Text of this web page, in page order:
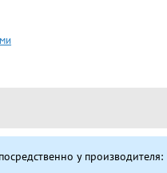
у производителя: